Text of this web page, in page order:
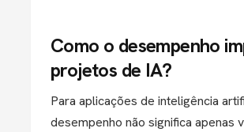
Como o desempenho
projetos de IA?
Para aplicações de inteligência
desempenho não significa apenas